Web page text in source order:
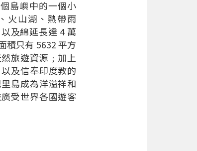
島嶼中的一個小
火山湖、熱帶雨
及綿延長達 4 萬
積只有 5632 平方
旅遊資源﹔加上
及信奉印度教的
島成為洋溢祥和
受世界各國遊客